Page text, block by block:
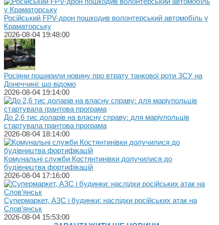
Російський FPV-дрон пошкодив волонтерський автомобіль у
Краматорську
2026-08-04 19:48:00
Росіяни поширили новину про втрату танкової роти ЗСУ на
Донеччині: що відомо
2026-08-04 19:14:00
До 2,6 тис доларів на власну справу: для маріупольців
стартувала грантова програма
2026-08-04 18:14:00
Комунальні служби Костянтинівки долучилися до
будівництва фортифікацій
2026-08-04 17:16:00
Супермаркет, АЗС і будинки: наслідки російських атак на
Слов’янськ
2026-08-04 15:53:00